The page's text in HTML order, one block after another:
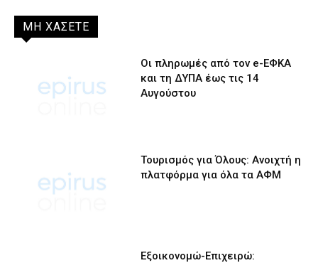
ΜΗ ΧΑΣΕΤΕ
Οι πληρωμές από τον e-ΕΦΚΑ
και τη ΔΥΠΑ έως τις 14
Αυγούστου
Τουρισμός για Όλους: Ανοιχτή η
πλατφόρμα για όλα τα ΑΦΜ
Εξοικονομώ-Επιχειρώ: